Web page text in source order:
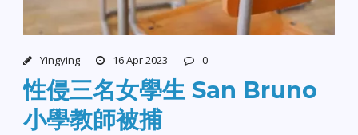
Yingying 16 Apr 2023 0
性侵三名女學生 San Bruno
小學教師被捕